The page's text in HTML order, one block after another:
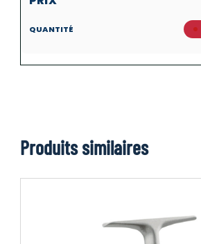
Produits similaires